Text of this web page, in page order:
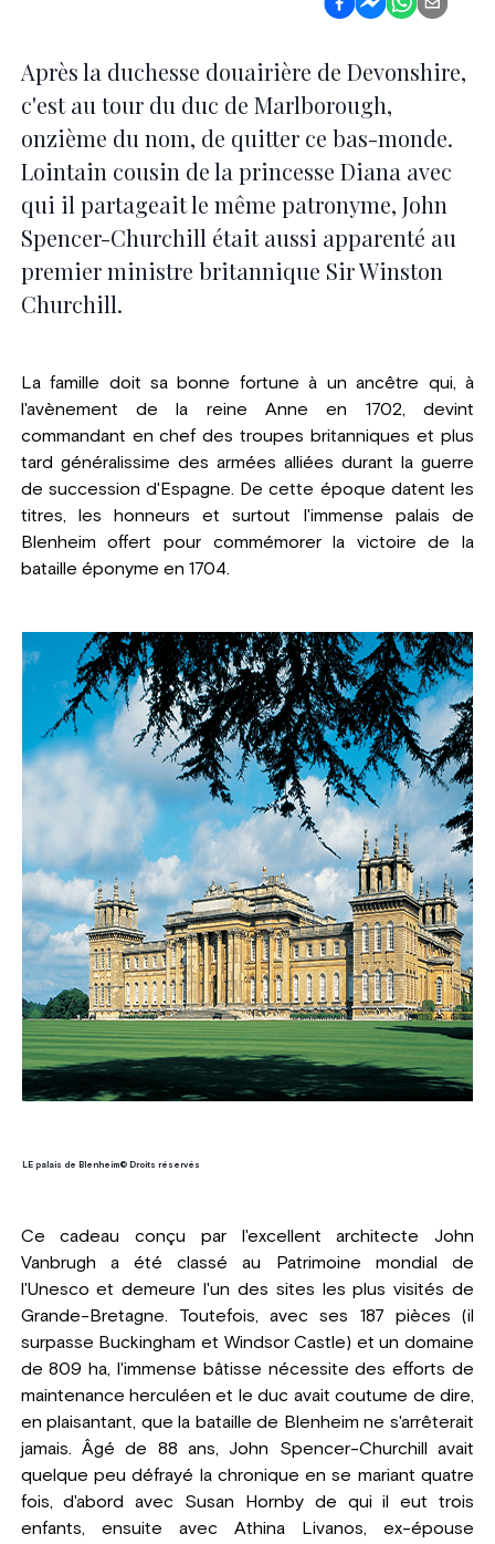
Après la duchesse douairière de Devonshire,
c'est au tour du duc de Marlborough,
onzième du nom, de quitter ce bas-monde.
Lointain cousin de la princesse Diana avec
qui il partageait le même patronyme, John
Spencer-Churchill était aussi apparenté au
premier ministre britannique Sir Winston
Churchill.
La famille doit sa bonne fortune à un ancêtre qui, à
l'avènement de la reine Anne en 1702, devint
commandant en chef des troupes britanniques et plus
tard généralissime des armées alliées durant la guerre
de succession d'Espagne. De cette époque datent les
titres, les honneurs et surtout l'immense palais de
Blenheim offert pour commémorer la victoire de la
bataille éponyme en 1704.
LE palais de Blenheim© Droits réservés
Ce cadeau conçu par l'excellent architecte John
Vanbrugh a été classé au Patrimoine mondial de
l'Unesco et demeure l'un des sites les plus visités de
Grande-Bretagne. Toutefois, avec ses 187 pièces (il
surpasse Buckingham et Windsor Castle) et un domaine
de 809 ha, l'immense bâtisse nécessite des efforts de
maintenance herculéen et le duc avait coutume de dire,
en plaisantant, que la bataille de Blenheim ne s'arrêterait
jamais. Âgé de 88 ans, John Spencer-Churchill avait
quelque peu défrayé la chronique en se mariant quatre
fois, d'abord avec Susan Hornby de qui il eut trois
enfants, ensuite avec Athina Livanos, ex-épouse